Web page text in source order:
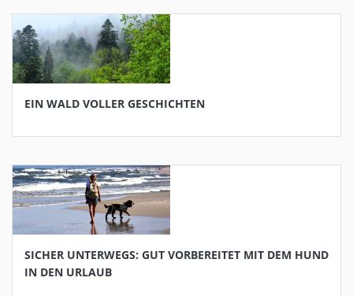
EIN WALD VOLLER GESCHICHTEN
SICHER UNTERWEGS: GUT VORBEREITET MIT DEM HUND
IN DEN URLAUB